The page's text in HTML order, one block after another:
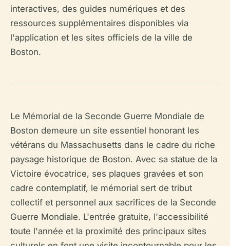
interactives, des guides numériques et des
ressources supplémentaires disponibles via
l'application et les sites officiels de la ville de
Boston.
Le Mémorial de la Seconde Guerre Mondiale de
Boston demeure un site essentiel honorant les
vétérans du Massachusetts dans le cadre du riche
paysage historique de Boston. Avec sa statue de la
Victoire évocatrice, ses plaques gravées et son
cadre contemplatif, le mémorial sert de tribut
collectif et personnel aux sacrifices de la Seconde
Guerre Mondiale. L'entrée gratuite, l'accessibilité
toute l'année et la proximité des principaux sites